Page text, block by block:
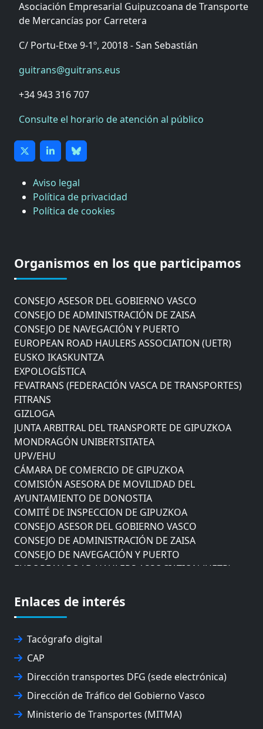
Asociación Empresarial Guipuzcoana de Transporte
de Mercancías por Carretera
C/ Portu-Etxe 9-1º, 20018 - San Sebastián
guitrans@guitrans.eus
+34 943 316 707
Consulte el horario de atención al público
Aviso legal
Política de privacidad
Política de cookies
Organismos en los que participamos
AYUNTAMIENTO DE DONOSTIA
COMITÉ DE INSPECCION DE GIPUZKOA
CONSEJO ASESOR DEL GOBIERNO VASCO
CONSEJO DE ADMINISTRACIÓN DE ZAISA
CONSEJO DE NAVEGACIÓN Y PUERTO
EUROPEAN ROAD HAULERS ASSOCIATION (UETR)
EUSKO IKASKUNTZA
EXPOLOGÍSTICA
FEVATRANS (FEDERACIÓN VASCA DE TRANSPORTES)
FITRANS
GIZLOGA
JUNTA ARBITRAL DEL TRANSPORTE DE GIPUZKOA
MONDRAGÓN UNIBERTSITATEA
UPV/EHU
CÁMARA DE COMERCIO DE GIPUZKOA
COMISIÓN ASESORA DE MOVILIDAD DEL
AYUNTAMIENTO DE DONOSTIA
COMITÉ DE INSPECCION DE GIPUZKOA
CONSEJO ASESOR DEL GOBIERNO VASCO
CONSEJO DE ADMINISTRACIÓN DE ZAISA
CONSEJO DE NAVEGACIÓN Y PUERTO
EUROPEAN ROAD HAULERS ASSOCIATION (UETR)
FEVATRANS (FEDERACIÓN VASCA DE TRANSPORTES)
FITRANS
GIZLOGA
MONDRAGÓN UNIBERTSITATEA
UPV/EHU
Enlaces de interés
Tacógrafo digital
CAP
Dirección transportes DFG (sede electrónica)
Dirección de Tráfico del Gobierno Vasco
Ministerio de Transportes (MITMA)